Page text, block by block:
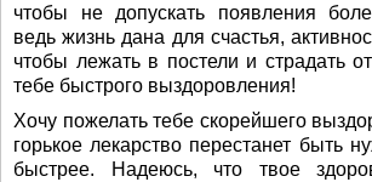
чтобы не допускать появления
ведь жизнь дана для счастья,
чтобы лежать в постели и страдать
тебе быстрого выздоровления!
Хочу пожелать тебе скорейшего
горькое лекарство перестанет быть
быстрее. Надеюсь, что твое